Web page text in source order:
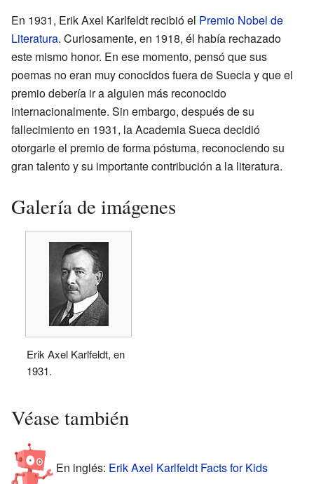
En 1931, Erik Axel Karlfeldt recibió el Premio Nobel de
Literatura. Curiosamente, en 1918, él había rechazado
este mismo honor. En ese momento, pensó que sus
poemas no eran muy conocidos fuera de Suecia y que el
premio debería ir a alguien más reconocido
internacionalmente. Sin embargo, después de su
fallecimiento en 1931, la Academia Sueca decidió
otorgarle el premio de forma póstuma, reconociendo su
gran talento y su importante contribución a la literatura.
Galería de imágenes
Erik Axel Karlfeldt, en
1931.
Véase también
En inglés: Erik Axel Karlfeldt Facts for Kids